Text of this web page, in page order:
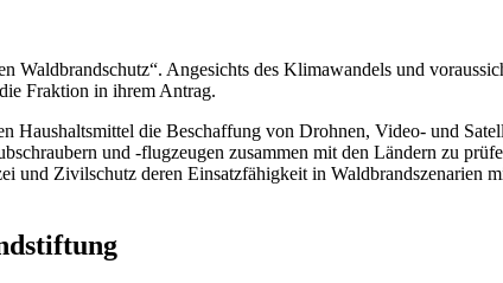
Angesichts des Klimawandels und
Fraktion in ihrem Antrag.
Haushaltsmittel die Beschaffung von Drohnen, Video- und
und -flugzeugen zusammen mit den Ländern zu
Zivilschutz deren Einsatzfähigkeit in Waldbrandszenarien